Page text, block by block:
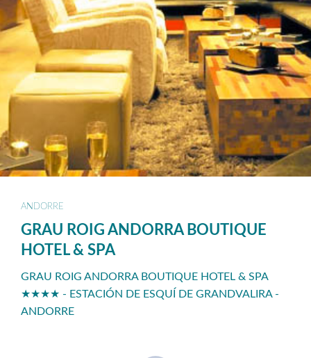
ANDORRE
GRAU ROIG ANDORRA BOUTIQUE
HOTEL & SPA
GRAU ROIG ANDORRA BOUTIQUE HOTEL & SPA
★★★★ - ESTACIÓN DE ESQUÍ DE GRANDVALIRA -
ANDORRE